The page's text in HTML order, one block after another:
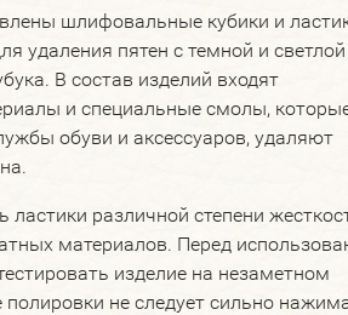
шлифовальные кубики и
удаления пятен с темной и светлой
В состав изделий входят
и специальные смолы,
обуви и аксессуаров, удаляют
ластики различной степени
материалов. Перед
изделие на незаметном
полировки не следует сильно